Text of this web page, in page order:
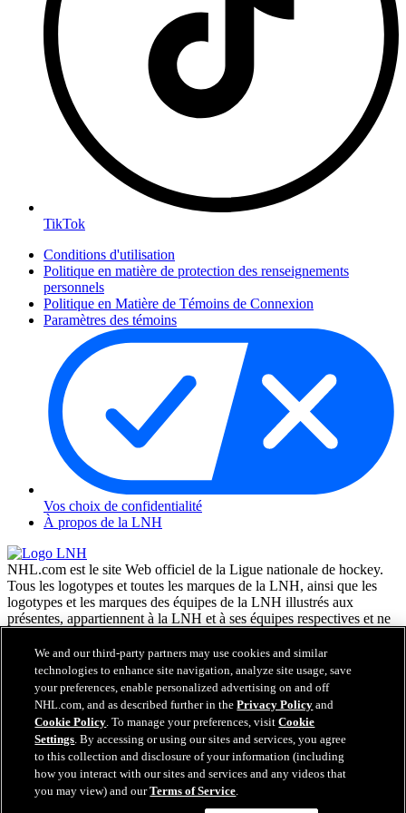
TikTok
Conditions d'utilisation
Politique en matière de protection des renseignements
personnels
Politique en Matière de Témoins de Connexion
Paramètres des témoins
Vos choix de confidentialité
À propos de la LNH
NHL.com est le site Web officiel de la Ligue nationale de hockey.
Tous les logotypes et toutes les marques de la LNH, ainsi que les
logotypes et les marques des équipes de la LNH illustrés aux
présentes, appartiennent à la LNH et à ses équipes respectives et ne
Enterprises, L.P. © LNH 2026. Tous droits réservés. Tous les
chandails d'équipe de la LNH personnalisés avec les noms des
joueurs de la LNH et leurs numéros sont officiellement sous license
de la LNH et de l'AJLNH. Le mot servant de marque Zamboni et la
configuration de la surfaceuse Zamboni sont des marques de
commerce déposées de Frank J. Zamboni & Co., Inc. © Frank J.
Zamboni & Co., Inc. 2026. Tous droits réservés. Toute autre marque
déposée ou tout droit d'auteur d'une tierce partie sont la propriété de
leurs auteurs respectifs. Tous droits réservés.
We and our third-party partners may use cookies and similar
technologies to enhance site navigation, analyze site usage, save
your preferences, enable personalized advertising on and off
NHL.com, and as described further in thePrivacy Policy and
Cookie Policy. To manage your preferences, visitCookie
Settings. By accessing or using our sites and services, you agree
to this collection and disclosure of your information (including
how you interact with our sites and services and any videos that
you may view) and ourTerms of Service.